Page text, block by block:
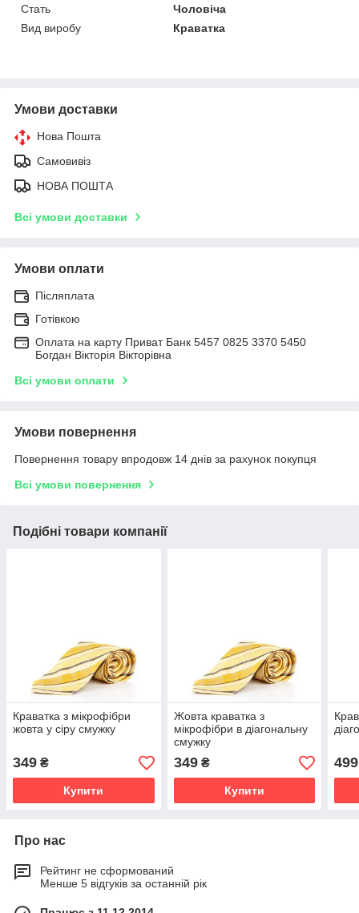
Стать
Чоловіча
Вид виробу
Краватка
Умови доставки
Нова Пошта
Самовивіз
НОВА ПОШТА
Всі умови доставки
Умови оплати
Післяплата
Готівкою
Оплата на карту Приват Банк 5457 0825 3370 5450
Богдан Вікторія Вікторівна
Всі умови оплати
Умови повернення
Повернення товару впродовж 14 днів за рахунок покупця
Всі умови повернення
Подібні товари компанії
Краватка з мікрофібри
жовта у сіру смужку
349 ₴
Купити
Жовта краватка з
мікрофібри в діагональну
смужку
349₴
Купити
499
Про нас
Рейтинг не сформований
Менше 5 відгуків за останній рік